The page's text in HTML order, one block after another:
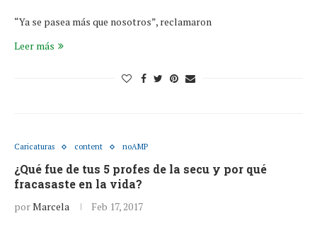
“Ya se pasea más que nosotros”, reclamaron
Leer más
Caricaturas content noAMP
¿Qué fue de tus 5 profes de la secu y por qué
fracasaste en la vida?
porMarcela Feb 17, 2017